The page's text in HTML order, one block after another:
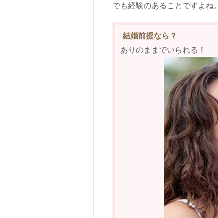
でも経験のあることですよね
結婚前提なら？
ありのままでいられる！